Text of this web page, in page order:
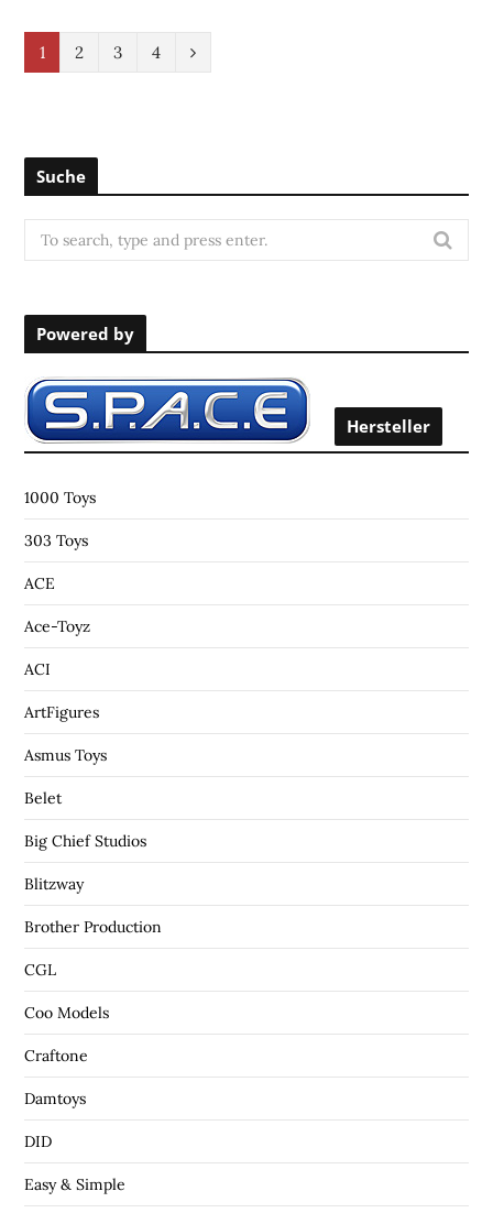
1 2 3 4
N
Suche
e
f
o
Powered by
Hersteller
1000 Toys
303 Toys
ACE
Ace-Toyz
ACI
ArtFigures
Asmus Toys
Belet
Big Chief Studios
Blitzway
Brother Production
CGL
Coo Models
Craftone
Damtoys
DID
Easy & Simple